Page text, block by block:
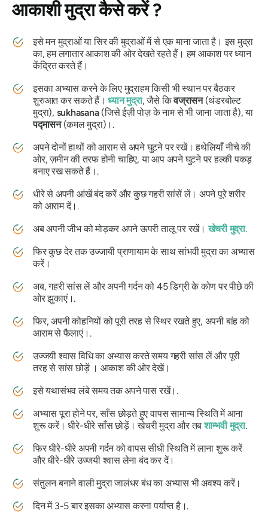
आकाशी मुद्राकैसे करें ?
इसेमन मुद्राओंया सिर की मुद्राओं में से एक माना जाता है। इसमुद्रा
का, हम लगातार आकाश की ओर देखते रहते हैं। हम आकाश पर ध्यान
केंद्रित करते हैं।
इसका अभ्यास करने के लिएमुद्राहम किसी भी स्थान पर बैठकर
शुरुआत कर सकते हैं।ध्यान मुद्रा, जैसे किवज्रासन(थंडरबोल्ट
मुद्रा), sukhasana(जिसे ईज़ी पोज़ के नाम से भी जाना जाता है), या
पद्मासन(कमल मुद्रा)।.
अपने दोनों हाथों को आराम से अपने घुटने पर रखें। हथेलियाँ नीचे की
ओर, ज़मीन की तरफ होनी चाहिए, या आप अपने घुटने पर हल्की पकड़
बनाए रख सकते हैं।.
धीरे से अपनी आंखें बंद करें और कुछ गहरी सांसें लें। अपने पूरे शरीर
को आराम दें।.
अब अपनी जीभ को मोड़कर अपने ऊपरी तालू पर रखें।खेचरी मुद्रा.
फिर कुछ देर तकउज्जायी प्राणायामके साथसांभवी मुद्रा का अभ्यास
करें।
अब, गहरी सांस लें और अपनी गर्दन को 45 डिग्री के कोण पर पीछे की
ओर झुकाएं।.
फिर, अपनी कोहनियों को पूरी तरह से स्थिर रखते हुए, अपनी बांह को
आराम से फैलाएं।.
उज्जयीश्वास विधि का अभ्यास करते समय गहरी सांस लें और पूरी
तरह से सांस छोड़ें । आकाश की ओर देखें।
इसे यथासंभव लंबे समय तक अपने पास रखें।.
अभ्यास पूरा होने पर, साँस छोड़ते हुए वापस सामान्य स्थिति में आना
शुरू करें। धीरे-धीरे साँस छोड़ें।खेचरी मुद्राऔर तबशाम्भवी मुद्रा.
फिर धीरे-धीरे अपनी गर्दन को वापस सीधी स्थिति में लाना शुरू करें
और धीरे-धीरेउज्जयीश्वास लेना बंद कर दें।
संतुलन बनाने वालीमुद्राजालंधर बंधका अभ्यास भी अवश्य करें।
दिन में 3-5 बार इसका अभ्यास करना पर्याप्त है।.